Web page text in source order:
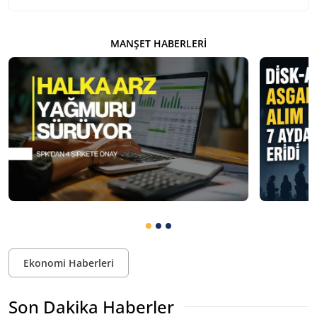
MANŞET HABERLERI
Ekonomi Haberleri
Son Dakika Haberler